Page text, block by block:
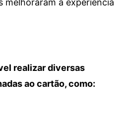
melhoraram a experiência
realizar diversas
ao cartão, como: